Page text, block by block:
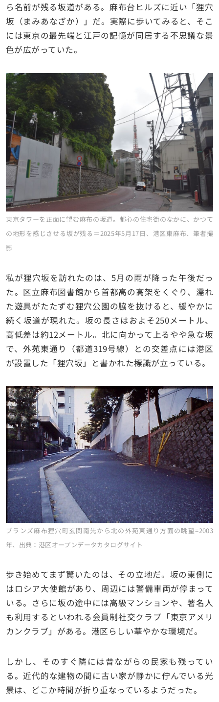
ら名前が残る坂道がある。麻布台ヒルズに近い「狸穴
坂（まみあなざか）」だ。実際に歩いてみると、そこ
には東京の最先端と江戸の記憶が同居する不思議な景
色が広がっていた。
東京タワーを正面に望む麻布の坂道。都心の住宅街のなかに、かつて
の地形を感じさせる坂が残る＝2025年5月17日、港区東麻布、筆者撮
影
私が狸穴坂を訪れたのは、5月の雨が降った午後だっ
た。区立麻布図書館から首都高の高架をくぐり、濡れ
た遊具がたたずむ狸穴公園の脇を抜けると、緩やかに
続く坂道が現れた。坂の長さはおよそ250メートル、
高低差は約12メートル。北に向かって上るやや急な坂
で、外苑東通り（都道319号線）との交差点には港区
が設置した「狸穴坂」と書かれた標識が立っている。
ブランズ麻布狸穴町玄関南先から北の外苑東通り方面の眺望=2003
年、出典：港区オープンデータカタログサイト
歩き始めてまず驚いたのは、その立地だ。坂の東側に
はロシア大使館があり、周辺には警備車両が停まって
いる。さらに坂の途中には高級マンションや、著名人
も利用するといわれる会員制社交クラブ「東京アメリ
カンクラブ」がある。港区らしい華やかな環境だ。
しかし、そのすぐ隣には昔ながらの民家も残ってい
る。近代的な建物の間に古い家が静かに佇んでいる光
景は、どこか時間が折り重なっているようだった。